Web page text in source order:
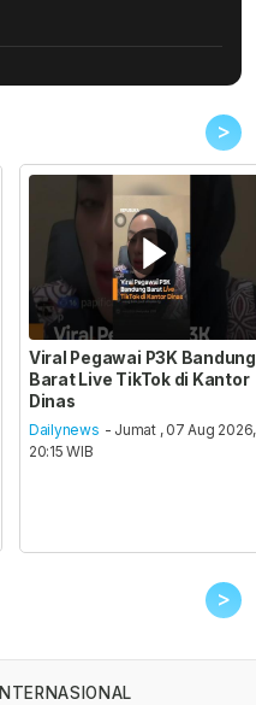
>
Viral Pegawai P3K Bandung
Barat Live TikTok di Kantor
Dinas
Dailynews - Jumat , 07 Aug 2026,
20:15 WIB
>
INTERNASIONAL